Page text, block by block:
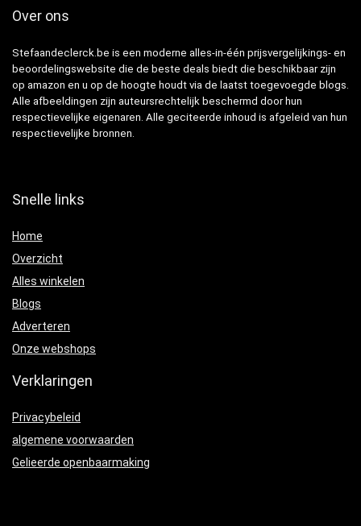
Over ons
Stefaandeclerck.be is een moderne alles-in-één prijsvergelijkings- en
beoordelingswebsite die de beste deals biedt die beschikbaar zijn
op amazon en u op de hoogte houdt via de laatst toegevoegde blogs.
Alle afbeeldingen zijn auteursrechtelijk beschermd door hun
respectievelijke eigenaren. Alle geciteerde inhoud is afgeleid van hun
respectievelijke bronnen.
Snelle links
Home
Overzicht
Alles winkelen
Blogs
Adverteren
Onze webshops
Verklaringen
Privacybeleid
algemene voorwaarden
Gelieerde openbaarmaking